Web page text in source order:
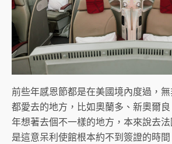
前些年感恩節都是在美國境內度過，
都愛去的地方，比如奧蘭多、新奧爾
年想著去個不一樣的地方，本來說去
是這意呆利使館根本約不到簽證的時